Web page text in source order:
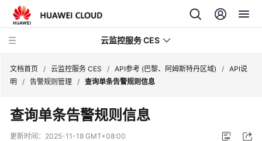
云监控服务 CES
最
新
动
文档首页 / 云监控服务 CES / API参考 (巴黎、阿姆斯特丹区域) / API说
明
/ 告警规则管理 / 查询单条告警规则信息
查询单条告警规则信息
更新时间： 2025-11-18 GMT+08:00